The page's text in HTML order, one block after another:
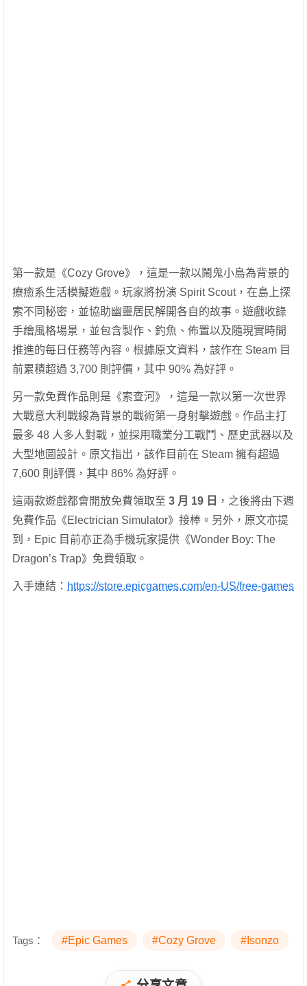
第一款是《Cozy Grove》，這是一款以鬧鬼小島為背景的
療癒系生活模擬遊戲。玩家將扮演 Spirit Scout，在島上探
索不同秘密，並協助幽靈居民解開各自的故事。遊戲收錄
手繪風格場景，並包含製作、釣魚、佈置以及隨現實時間
推進的每日任務等內容。根據原文資料，該作在 Steam 目
前累積超過 3,700 則評價，其中 90% 為好評。
另一款免費作品則是《索查河》，這是一款以第一次世界
大戰意大利戰線為背景的戰術第一身射擊遊戲。作品主打
最多 48 人多人對戰，並採用職業分工戰鬥、歷史武器以及
大型地圖設計。原文指出，該作目前在 Steam 擁有超過
7,600 則評價，其中 86% 為好評。
這兩款遊戲都會開放免費領取至 3 月 19 日 ，之後將由下週
免費作品《Electrician Simulator》接棒。另外，原文亦提
到，Epic 目前亦正為手機玩家提供《Wonder Boy: The
Dragon’s Trap》免費領取。
入手連結： https://store.epicgames.com/en-US/free-games
Tags： #Epic Games #Cozy Grove #Isonzo